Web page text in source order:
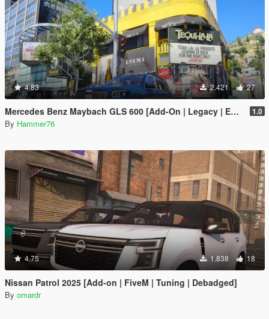
4.83 2.421 27
Mercedes Benz Maybach GLS 600 [Add-On | Legacy | Enhanced] 1.0
By Hammer76
4.75 1.838 18
Nissan Patrol 2025 [Add-on | FiveM | Tuning | Debadged]
By omardr